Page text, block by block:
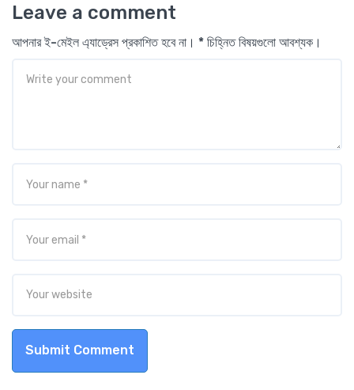
Leave a comment
আপনার ই-মেইল এ্যাড্রেস প্রকাশিত হবে না। * চিহ্নিত বিষয়গুলো আবশ্যক।
Submit Comment